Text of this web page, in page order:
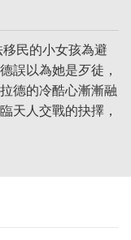
民的小女孩為避
誤以為她是歹徒，
德的冷酷心漸漸融
天人交戰的抉擇，